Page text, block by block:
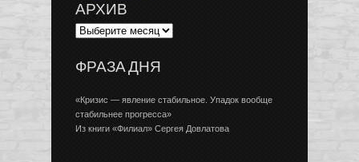
АРХИВ
ФРАЗА ДНЯ
«Кризис — явление стабильное. Упадок вообще
стабильнее прогресса»
Из книги «Филиал» Сергея Довлатова